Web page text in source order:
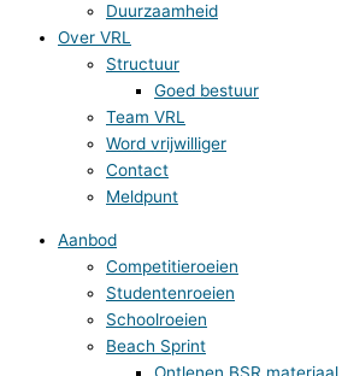
Duurzaamheid
Over VRL
Structuur
Goed bestuur
Team VRL
Word vrijwilliger
Contact
Meldpunt
Aanbod
Competitieroeien
Studentenroeien
Schoolroeien
Beach Sprint